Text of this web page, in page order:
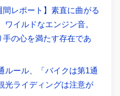
間レポート】素直に曲がる
イルドなエンジン音。
の心を満たす存在であ
ルール、「バイクは第1通
光ライディングは注意が